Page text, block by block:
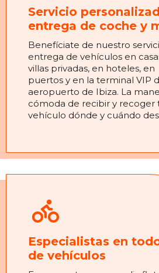
Servicio
entrega de coche y
Benefíciate de nuestro
entrega de vehículos en
villas privadas, en hoteles, en
puertos y en la terminal VIP
aeropuerto de Ibiza. La
cómoda de recibir y recoger
vehículo dónde y cuándo
Especialistas en
de vehículos